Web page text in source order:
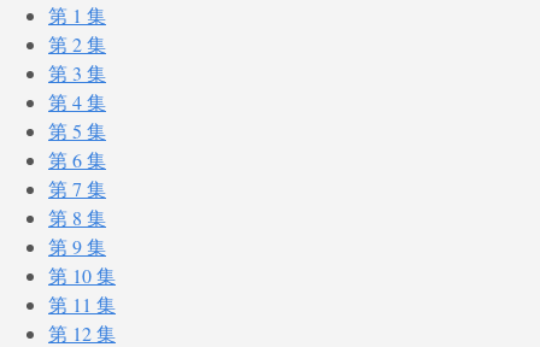
第 1 集
第 2 集
第 3 集
第 4 集
第 5 集
第 6 集
第 7 集
第 8 集
第 9 集
第 10 集
第 11 集
第 12 集